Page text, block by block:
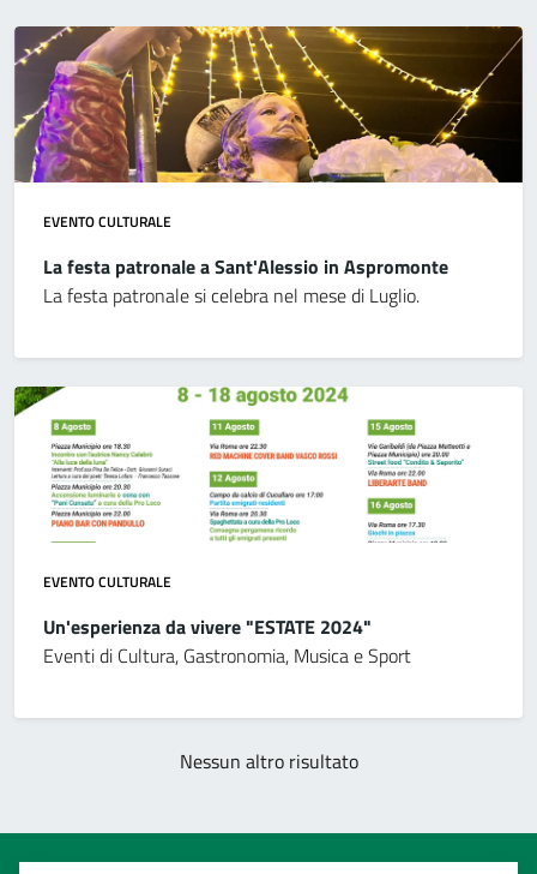
EVENTO CULTURALE
La festa patronale a Sant'Alessio in Aspromonte
La festa patronale si celebra nel mese di Luglio.
EVENTO CULTURALE
Un'esperienza da vivere "ESTATE 2024"
Eventi di Cultura, Gastronomia, Musica e Sport
Nessun altro risultato